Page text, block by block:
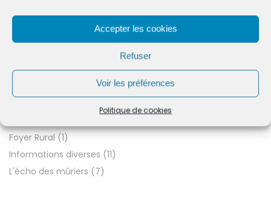
Accepter les cookies
Refuser
Voir les préférences
Politique de cookies
DERNIÈRES INFORMATIONS
Arrêtés municipaux(12)
(37)
Foyer Rural (1)
Informations diverses (11)
L'écho des mûriers (7)